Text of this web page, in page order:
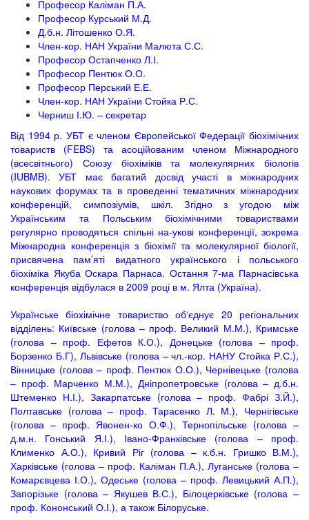
Професор Каліман П.А.
Професор Курський М.Д.
Д.б.н. Літошенко О.Я.
Член-кор. НАН України Малюта С.С.
Професор Остапченко Л.І.
Професор Пентюк О.О.
Професор Перський Е.Е.
Член-кор. НАН України Стойка Р.С.
Черниш І.Ю. – секретар
Від 1994 р. УБТ є членом Європейської Федерації біохімічних
товариств (FEBS) та асоційованим членом Міжнародного
(всесвітнього) Союзу біохіміків та молекулярних біологів
(IUBMB). УБТ має багатий досвід участі в міжнародних
наукових форумах та в проведенні тематичних міжнародних
конференцій, симпозіумів, шкіл. Згідно з угодою між
Українським та Польським біохімічними товариствами
регулярно проводяться спільні на-укові конференції, зокрема
Міжнародна конференція з біохімії та молекулярної біології,
присвячена пам’яті видатного українського і польського
біохіміка Якуба Оскара Парнаса. Остання 7-ма Парнасівська
конференція відбулася в 2009 році в м. Ялта (Україна).
Українське біохімічне товариство об‘єднує 20 регіональних
відділень: Київське (голова – проф. Великий М.М.), Кримське
(голова – проф. Ефетов К.О.), Донецьке (голова – проф.
Борзенко Б.Г), Львівське (голова – чл.-кор. НАНУ Стойка Р.С.),
Вінницьке (голова – проф. Пентюк О.О.), Чернівецьке (голова
– проф. Марченко М.М.), Дніпропетровське (голова – д.б.н.
Штеменко Н.І.), Закарпатське (голова – проф. Фабрі З.Й.),
Полтавське (голова – проф. Тарасенко Л. М.), Чернігівське
(голова – проф. Явонен-ко О.Ф.), Тернопільське (голова –
д.м.н. Гонський Я.І.), Івано-Франківське (голова – проф.
Клименко А.О.), Кривий Ріг (голова – к.б.н. Гришко В.М.),
Харківське (голова – проф. Каліман П.А.), Луганське (голова –
Комарєвцева І.О.), Одеське (голова – проф. Левицький А.П.),
Запорізьке (голова – Якушев В.С.), Білоцерківське (голова –
проф. Кононський О.І.), а також Білоруське.